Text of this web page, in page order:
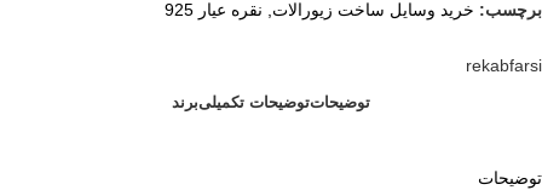
برچسب: خرید وسایل ساخت زیورالات, نقره عیار 925
rekabfarsi
توضیحاتتوضیحات تکمیلیبرند
توضیحات